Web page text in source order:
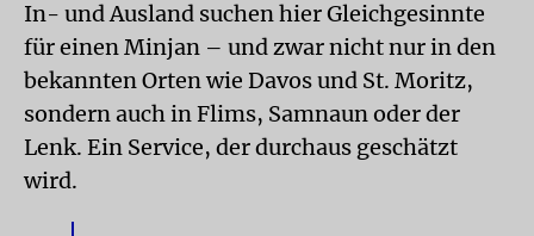
In- und Ausland suchen hier Gleichgesinnte
für einen Minjan – und zwar nicht nur in den
bekannten Orten wie Davos und St. Moritz,
sondern auch in Flims, Samnaun oder der
Lenk. Ein Service, der durchaus geschätzt
wird.